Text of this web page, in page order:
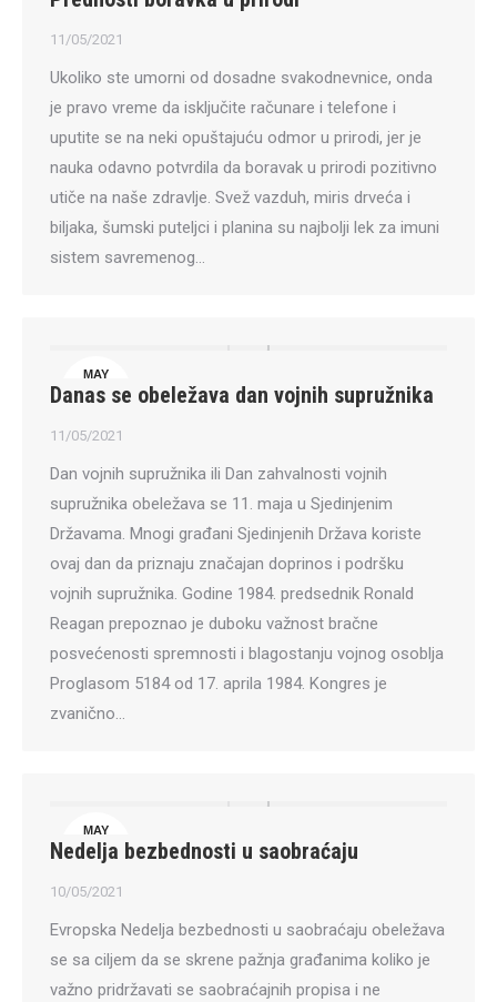
11
11/05/2021
Ukoliko ste umorni od dosadne svakodnevnice, onda
je pravo vreme da isključite računare i telefone i
uputite se na neki opuštajuću odmor u prirodi, jer je
nauka odavno potvrdila da boravak u prirodi pozitivno
utiče na naše zdravlje. Svež vazduh, miris drveća i
biljaka, šumski puteljci i planina su najbolji lek za imuni
sistem savremenog…
MAY
11
Danas se obeležava dan vojnih supružnika
11/05/2021
Dan vojnih supružnika ili Dan zahvalnosti vojnih
supružnika obeležava se 11. maja u Sjedinjenim
Državama. Mnogi građani Sjedinjenih Država koriste
ovaj dan da priznaju značajan doprinos i podršku
vojnih supružnika. Godine 1984. predsednik Ronald
Reagan prepoznao je duboku važnost bračne
posvećenosti spremnosti i blagostanju vojnog osoblja
Proglasom 5184 od 17. aprila 1984. Kongres je
zvanično…
MAY
10
Nedelja bezbednosti u saobraćaju
10/05/2021
Evropska Nedelja bezbednosti u saobraćaju obeležava
se sa ciljem da se skrene pažnja građanima koliko je
važno pridržavati se saobraćajnih propisa i ne